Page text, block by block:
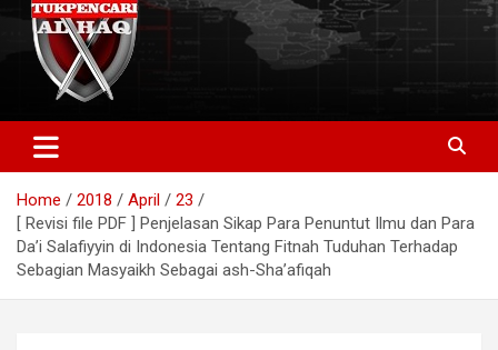
Home 2018 April
23
[ Revisi file PDF ] Penjelasan Sikap Para Penuntut Ilmu dan Para
Da’i Salafiyyin di Indonesia Tentang Fitnah Tuduhan Terhadap
Sebagian Masyaikh Sebagai ash-Sha’afiqah